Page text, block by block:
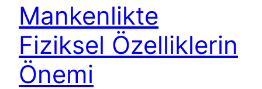
Mankenlikte
Fiziksel Özelliklerin
Önemi